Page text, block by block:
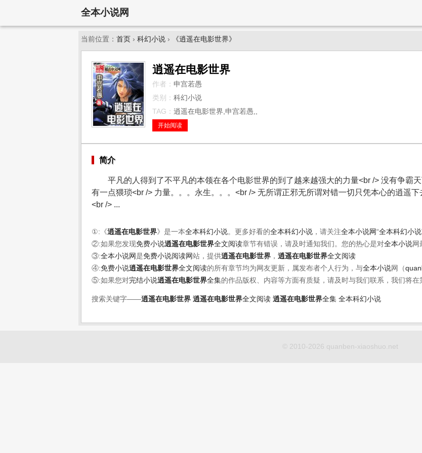
全本小说网
当前位置： 首页 › 科幻小说 › 《逍遥在电影世界》
逍遥在电影世界
作者： 申宫若愚
类别： 科幻小说
TAG： 逍遥在电影世界,申宫若愚,,
开始阅读
简介
平凡的人得到了不平凡的本领在各个电影世界的到了越来越强大的力量<br /> 没有争霸
有一点猥琐<br /> 力量。。。永生。。。<br /> 无所谓正邪无所谓对错一切只凭本心的逍遥
<br /> ...
①:《逍遥在电影世界》是一本全本科幻小说。更多好看的全本科幻小说 ，请关注全本小说网“全本科幻小说
②:如果您发现免费小说逍遥在电影世界全文阅读章节有错误，请及时通知我们。您的热心是对全本小说网
③:全本小说网是免费小说阅读网站，提供逍遥在电影世界 ， 逍遥在电影世界全文阅读
④:免费小说逍遥在电影世界全文阅读的所有章节均为网友更新，属发布者个人行为，与全本小说网（
⑤:如果您对完结小说逍遥在电影世界全集的作品版权、内容等方面有质疑，请及时与我们联系，我们将在
搜索关键字——逍遥在电影世界 逍遥在电影世界全文阅读 逍遥在电影世界全集 全本科幻小说
© 2010-2026 quanben-xiaoshuo.net